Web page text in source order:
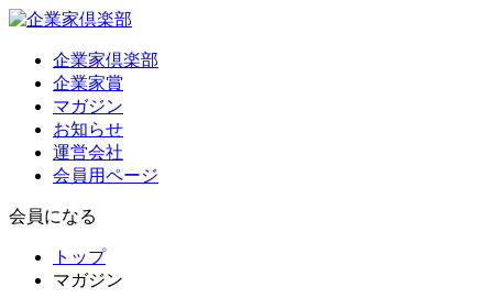
企業家倶楽部
企業家賞
マガジン
お知らせ
運営会社
会員用ページ
会員になる
トップ
マガジン